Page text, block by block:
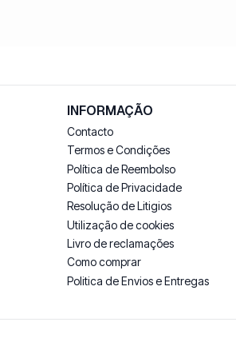
INFORMAÇÃO
Contacto
Termos e Condições
Política de Reembolso
Política de Privacidade
Resolução de Litigios
Utilização de cookies
Livro de reclamações
Como comprar
Politica de Envios e Entregas